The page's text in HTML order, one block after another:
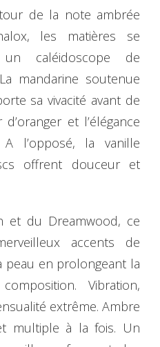
de la note ambrée
les matières se
caléidoscope de
mandarine soutenue
sa vivacité avant de
et l’élégance
l’opposé, la vanille
offrent douceur et
et du Dreamwood, ce
accents de
peau en prolongeant la
Vibration,
extrême. Ambre
multiple à la fois. Un